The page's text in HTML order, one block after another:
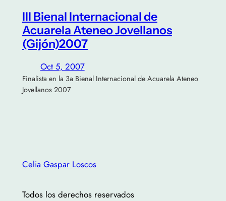
III Bienal Internacional de
Acuarela Ateneo Jovellanos
(Gijón)2007
Oct 5, 2007
Finalista en la 3a Bienal Internacional de Acuarela Ateneo
Jovellanos 2007
Celia Gaspar Loscos
Todos los derechos reservados